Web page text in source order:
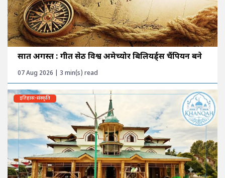
सात अगस्त : गीत सेठी विश्व अमेच्योर बिलियर्ड्स चैंपियन बने
07 Aug 2026 | 3 min(s) read
इतिहास-संस्कृति